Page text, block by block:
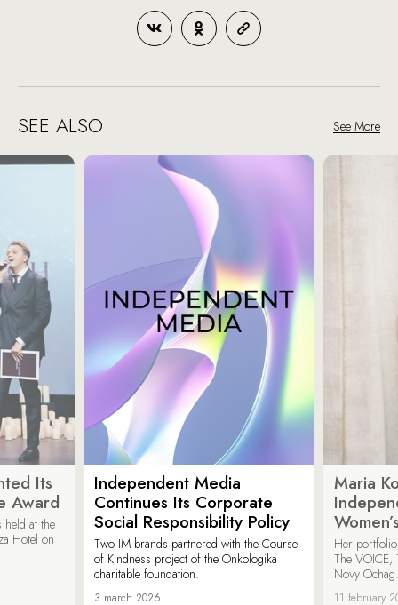
SEE ALSO See More
Its
Award
held at the
Hotel on
Independent Media
Continues Its Corporate
Social Responsibility Policy
Two IM brands partnered with the Course
of Kindness project of the Onkologika
charitable foundation.
3 march 2026
Maria
Her
The VOICE,
Novy Ochag.
11 february